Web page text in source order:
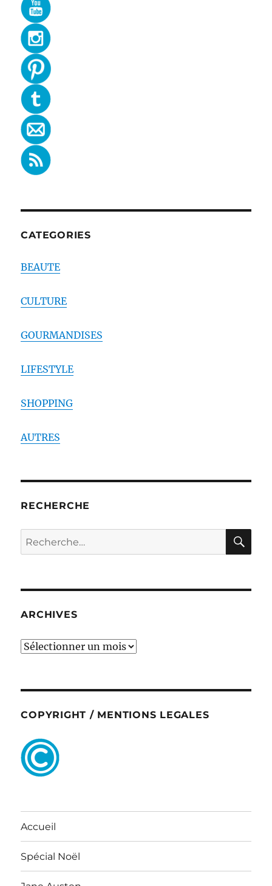
CATEGORIES
BEAUTE
CULTURE
GOURMANDISES
LIFESTYLE
SHOPPING
AUTRES
RECHERCHE
Recherche
pour :
ARCHIVES
ARCHIVES
COPYRIGHT / MENTIONS LEGALES
Accueil
Spécial Noël